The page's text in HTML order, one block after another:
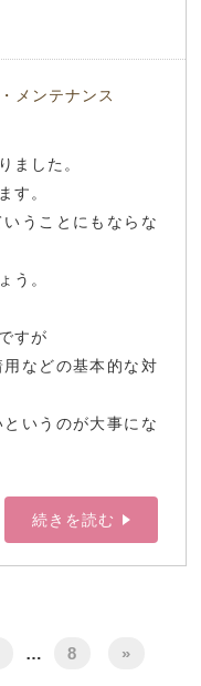
メンテナンス
ました。
す。
うことにもならな
う。
すが
などの基本的な対
いうのが大事にな
続きを読む
… 8 »